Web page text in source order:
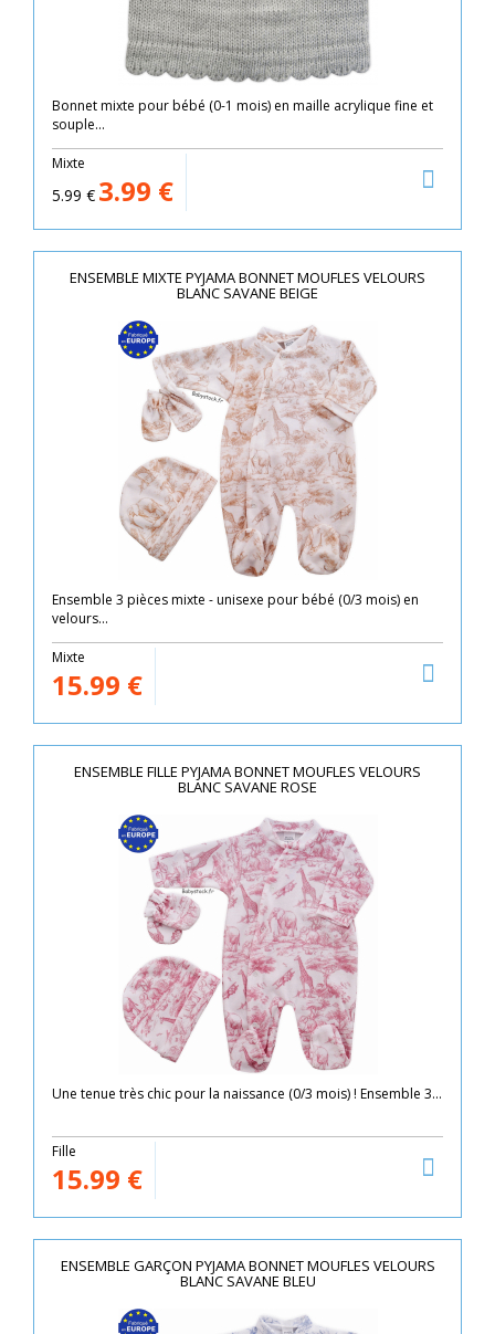
Bonnet mixte pour bébé (0-1 mois) en maille acrylique fine et
souple...
Mixte
5.99 € 3.99 €
ENSEMBLE MIXTE PYJAMA BONNET MOUFLES VELOURS
BLANC SAVANE BEIGE
Ensemble 3 pièces mixte - unisexe pour bébé (0/3 mois) en
velours...
Mixte
15.99 €
ENSEMBLE FILLE PYJAMA BONNET MOUFLES VELOURS
BLANC SAVANE ROSE
Une tenue très chic pour la naissance (0/3 mois) ! Ensemble 3...
Fille
15.99 €
ENSEMBLE GARÇON PYJAMA BONNET MOUFLES VELOURS
BLANC SAVANE BLEU